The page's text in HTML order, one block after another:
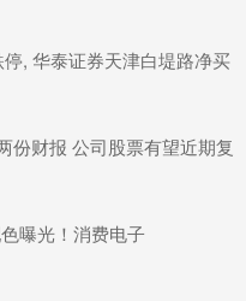
, 华泰证券天津白堤路净买
份财报 公司股票有望近期复
曝光！消费电子